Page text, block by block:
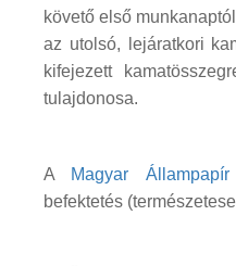
követő első
az utolsó, lejáratkori
kifejezett
tulajdonosa.
A Magyar Állampapír
befektetés